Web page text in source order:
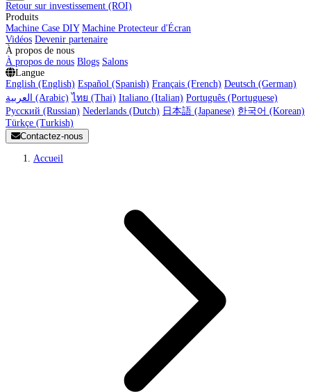
Retour sur investissement (ROI)
Produits
Machine Case DIY Machine Protecteur d'Écran
Vidéos Devenir partenaire
À propos de nous
À propos de nous Blogs Salons
Langue
English (English) Español (Spanish) Français (French) Deutsch (German)
العربية (Arabic) ไทย (Thai) Italiano (Italian) Português (Portuguese)
Русский (Russian) Nederlands (Dutch) 日本語 (Japanese) 한국어 (Korean)
Türkçe (Turkish)
Contactez-nous
Accueil